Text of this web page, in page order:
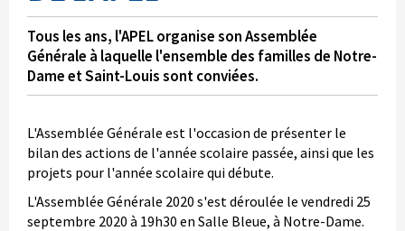
Tous les ans, l'APEL organise son Assemblée
Générale à laquelle l'ensemble des familles de Notre-
Dame et Saint-Louis sont conviées.
L'Assemblée Générale est l'occasion de présenter le
bilan des actions de l'année scolaire passée, ainsi que les
projets pour l'année scolaire qui débute.
L'Assemblée Générale 2020 s'est déroulée le vendredi 25
septembre 2020 à 19h30 en Salle Bleue, à Notre-Dame.